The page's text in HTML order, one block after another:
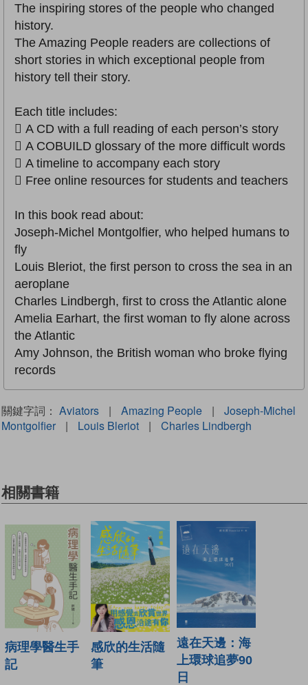
The inspiring stores of the people who changed
history.
The Amazing People readers are collections of
short stories in which exceptional people from
history tell their story.
Each title includes:
 A CD with a full reading of each person’s story
 A COBUILD glossary of the more difficult words
 A timeline to accompany each story
 Free online resources for students and teachers
In this book read about:
Joseph-Michel Montgolfier, who helped humans to
fly
Louis Bleriot, the first person to cross the sea in an
aeroplane
Charles Lindbergh, first to cross the Atlantic alone
Amelia Earhart, the first woman to fly alone across
the Atlantic
Amy Johnson, the British woman who broke flying
records
關鍵字詞： Aviators | Amazing People |
Joseph-Michel
Montgolfier
| Louis Bleriot | Charles Lindbergh
相關書籍
病理學醫生手
記
感欣的生活隨
筆
遠在天邊：海
上環球追夢90
日